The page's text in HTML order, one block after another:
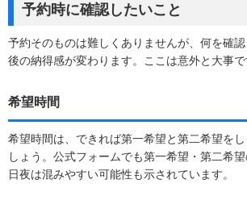
予約時に確認したいこと
予約そのものは難しくありませんが、何を確
後の納得感が変わります。ここは意外と大事で
希望時間
希望時間は、できれば第一希望と第二希望を
しょう。公式フォームでも第一希望・第二希
日夜は混みやすい可能性も示されています。